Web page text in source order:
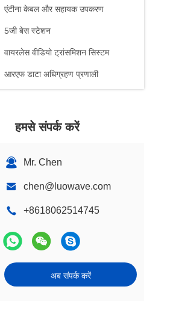
एंटीना केबल और सहायक उपकरण
5जी बेस स्टेशन
वायरलेस वीडियो ट्रांसमिशन सिस्टम
आरएफ डाटा अधिग्रहण प्रणाली
हमसे संपर्क करें
Mr. Chen
chen@luowave.com
+8618062514745
अब संपर्क करें